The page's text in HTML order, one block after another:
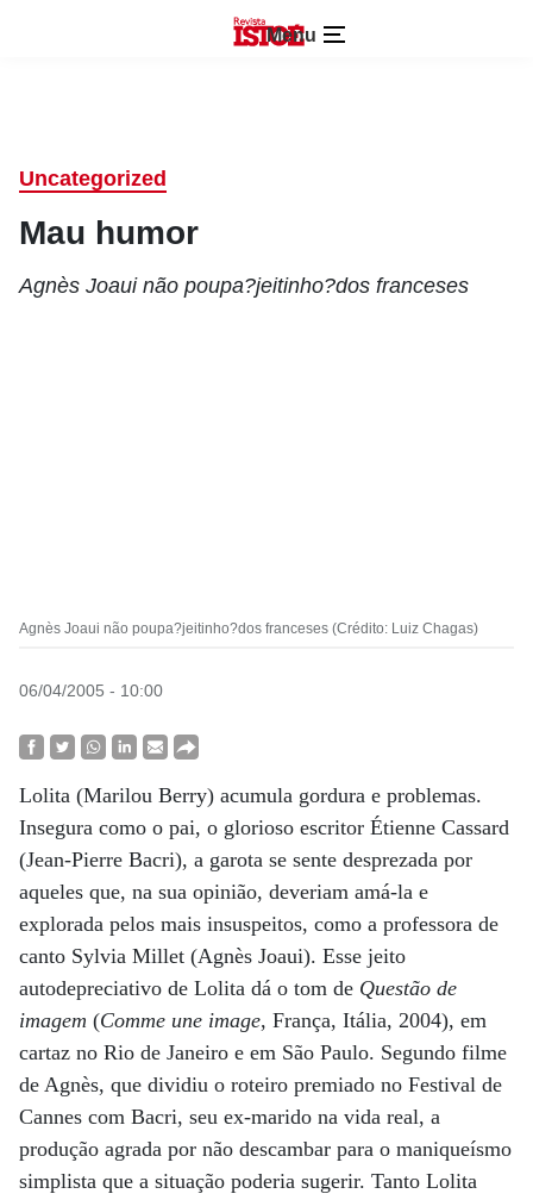
Menu
Uncategorized
Mau humor
Agnès Joaui não poupa?jeitinho?dos franceses
Agnès Joaui não poupa?jeitinho?dos franceses (Crédito: Luiz Chagas)
06/04/2005 - 10:00
Lolita (Marilou Berry) acumula gordura e problemas.
Insegura como o pai, o glorioso escritor Étienne Cassard
(Jean-Pierre Bacri), a garota se sente desprezada por
aqueles que, na sua opinião, deveriam amá-la e
explorada pelos mais insuspeitos, como a professora de
canto Sylvia Millet (Agnès Joaui). Esse jeito
autodepreciativo de Lolita dá o tom de Questão de
imagem (Comme une image, França, Itália, 2004), em
cartaz no Rio de Janeiro e em São Paulo. Segundo filme
de Agnès, que dividiu o roteiro premiado no Festival de
Cannes com Bacri, seu ex-marido na vida real, a
produção agrada por não descambar para o maniqueísmo
simplista que a situação poderia sugerir. Tanto Lolita